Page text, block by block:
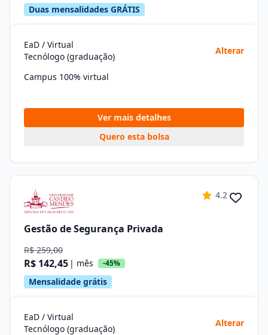
Duas mensalidades GRÁTIS
EaD / Virtual
Tecnólogo (graduação)
Alterar
Campus 100% virtual
Ver mais detalhes
Quero esta bolsa
4.2
Gestão de Segurança Privada
R$ 259,00
R$ 142,45 | mês -45%
Mensalidade grátis
EaD / Virtual
Tecnólogo (graduação)
Alterar